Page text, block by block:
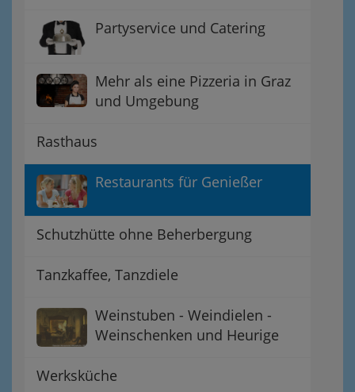
Partyservice und Catering
Mehr als eine Pizzeria in Graz
und Umgebung
Rasthaus
Restaurants für Genießer
Schutzhütte ohne Beherbergung
Tanzkaffee, Tanzdiele
Weinstuben - Weindielen -
Weinschenken und Heurige
Werksküche